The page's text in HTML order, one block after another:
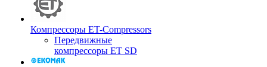
Компрессоры ET-Compressors
Передвижные
компрессоры ET SD